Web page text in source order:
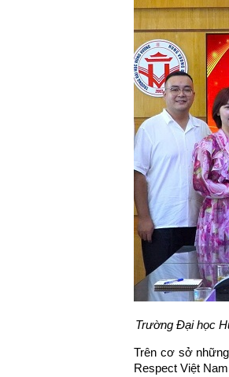
Trường Đại học
Trên cơ sở
Respect Việt